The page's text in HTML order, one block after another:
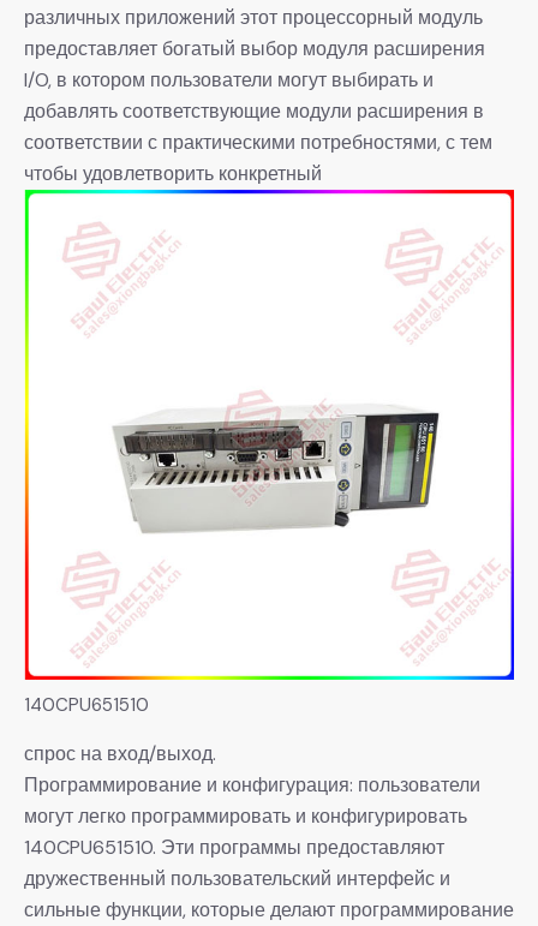
различных приложений этот процессорный модуль
предоставляет богатый выбор модуля расширения
I/O, в котором пользователи могут выбирать и
добавлять соответствующие модули расширения в
соответствии с практическими потребностями, с тем
чтобы удовлетворить конкретный
140CPU651510
спрос на вход/выход.
Программирование и конфигурация: пользователи
могут легко программировать и конфигурировать
140CPU651510. Эти программы предоставляют
дружественный пользовательский интерфейс и
сильные функции, которые делают программирование